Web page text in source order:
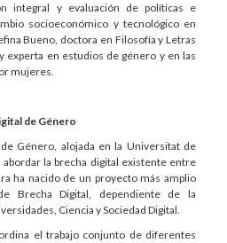
integral y evaluación de políticas e
socioeconómico y tecnológico en
Bueno, doctora en Filosofía y Letras
experta en estudios de género y en las
mujeres.
de Género
Género, alojada en la Universitat de
la brecha digital existente entre
ha nacido de un proyecto más amplio
Brecha Digital, dependiente de la
Ciencia y Sociedad Digital.
el trabajo conjunto de diferentes